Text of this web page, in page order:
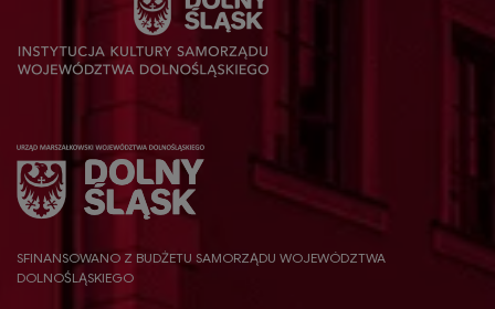
SFINANSOWANO Z BUDŻETU SAMORZĄDU WOJEWÓDZTWA
DOLNOŚLĄSKIEGO